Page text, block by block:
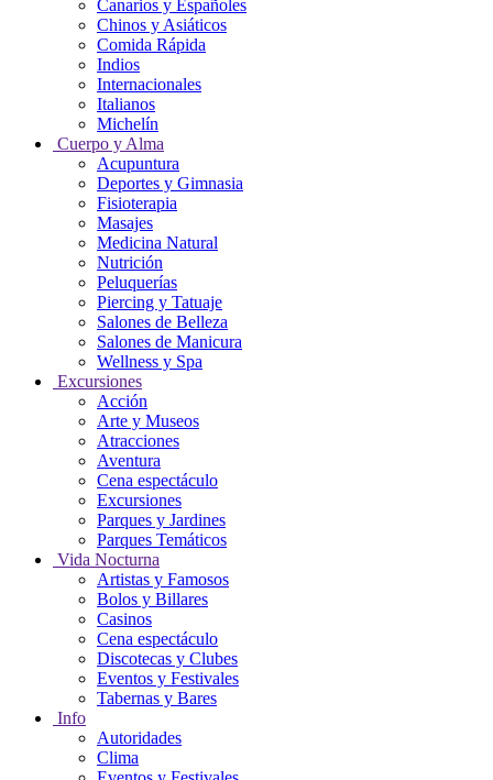
Canarios y Españoles
Chinos y Asiáticos
Comida Rápida
Indios
Internacionales
Italianos
Michelín
Cuerpo y Alma
Acupuntura
Deportes y Gimnasia
Fisioterapia
Masajes
Medicina Natural
Nutrición
Peluquerías
Piercing y Tatuaje
Salones de Belleza
Salones de Manicura
Wellness y Spa
Excursiones
Acción
Arte y Museos
Atracciones
Aventura
Cena espectáculo
Excursiones
Parques y Jardines
Parques Temáticos
Vida Nocturna
Artistas y Famosos
Bolos y Billares
Casinos
Cena espectáculo
Discotecas y Clubes
Eventos y Festivales
Tabernas y Bares
Info
Autoridades
Clima